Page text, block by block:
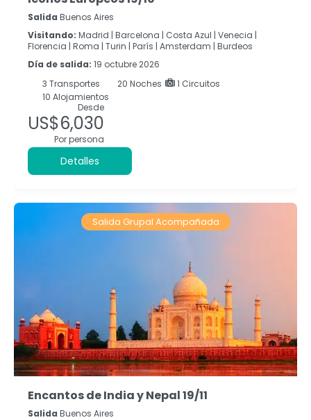
Salida Buenos Aires
Visitando: Madrid | Barcelona | Costa Azul | Venecia |
Florencia | Roma | Turin | París | Amsterdam | Burdeos
Día de salida: 19 octubre 2026
3 Transportes 20 Noches
1 Circuitos
10 Alojamientos
Desde
US$6,030
Por persona
Detalles
Salida Grupal Acompañada
Encantos de India y Nepal 19/11
Salida Buenos Aires